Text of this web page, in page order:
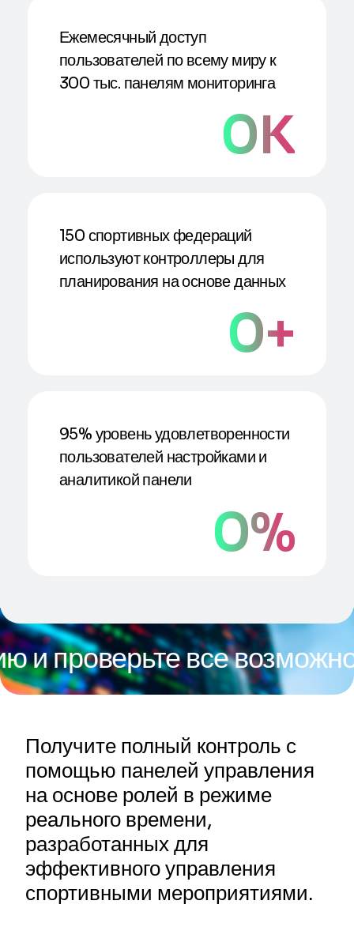
Ежемесячный доступ
пользователей по всему миру к
300 тыс. панелям мониторинга
0K
150 спортивных федераций
используют контроллеры для
планирования на основе данных
0+
95% уровень удовлетворенности
пользователей настройками и
аналитикой панели
0%
все возможности
Получите полный контроль с
помощью панелей управления
на основе ролей в режиме
реального времени,
разработанных для
эффективного управления
спортивными мероприятиями.